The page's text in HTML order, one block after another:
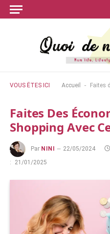
VOUS ÊTES ICI Accueil - Faites
Faites Des
Shopping Avec
Par NINI 22/05/2024
:
21/01/2025